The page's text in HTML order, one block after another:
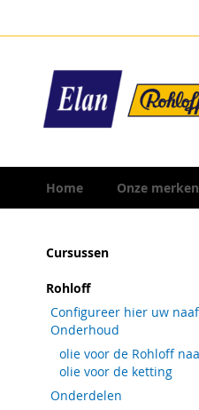
naar
inhoud
Home Onze merken
Cursussen
Rohloff
Configureer hier uw naaf
Onderhoud
olie voor de Rohloff
olie voor de ketting
Onderdelen